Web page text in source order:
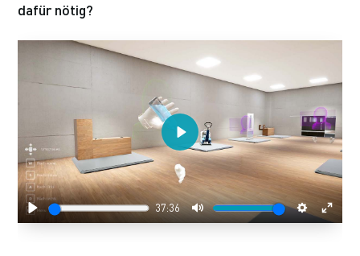
dafür nötig?
Play
37:36
Mute Settings
Enter
Play